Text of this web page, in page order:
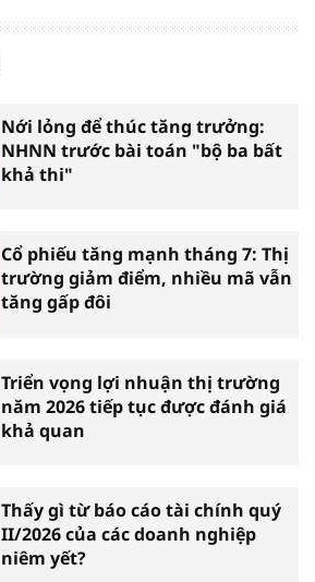
Nới lỏng để thúc tăng trưởng:
NHNN trước bài toán "bộ ba bất
khả thi"
Cổ phiếu tăng mạnh tháng 7: Thị
trường giảm điểm, nhiều mã vẫn
tăng gấp đôi
Triển vọng lợi nhuận thị trường
năm 2026 tiếp tục được đánh giá
khả quan
Thấy gì từ báo cáo tài chính quý
II/2026 của các doanh nghiệp
niêm yết?